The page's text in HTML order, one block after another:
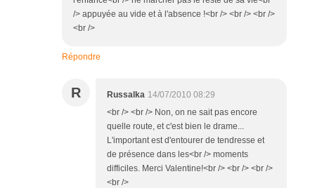
/> appuyée au vide et à l'absence !<br /> <br /> <br />
<br />
Répondre
R Russalka 14/07/2010 08:29
<br /> <br /> Non, on ne sait pas encore
quelle route, et c'est bien le drame...
L'important est d'entourer de tendresse et
de présence dans les<br /> moments
difficiles. Merci Valentine!<br /> <br /> <br />
<br />